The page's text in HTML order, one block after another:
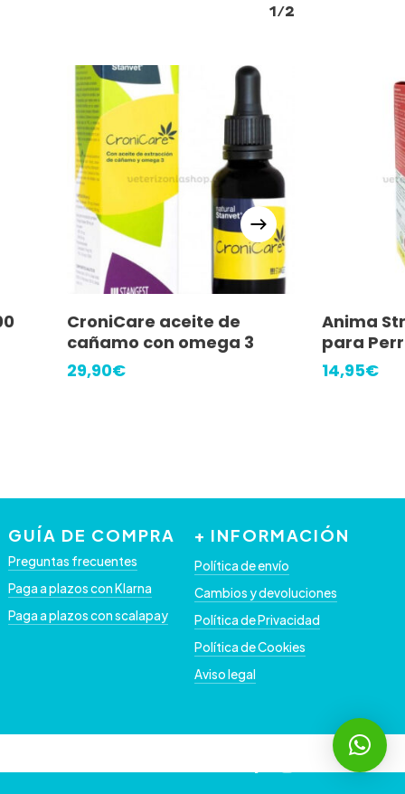
1/2
Añadir Al Carrito
CroniCare aceite de
cañamo con omega 3
29,90€
Anima
para
14,95€
GUÍA DE COMPRA
Preguntas frecuentes
Paga a plazos con Klarna
Paga a plazos con scalapay
+ INFORMACIÓN
Política de envío
Cambios y devoluciones
Política de Privacidad
Política de Cookies
Aviso legal
instagram